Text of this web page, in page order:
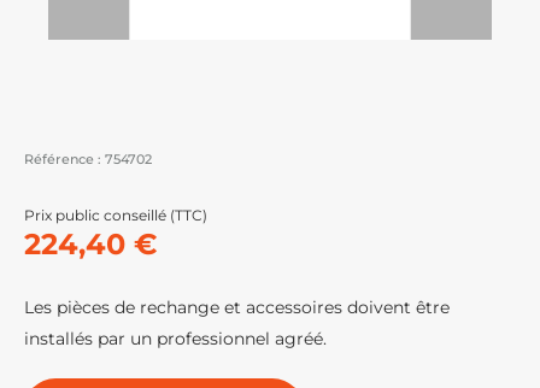
Référence : 754702
Prix public conseillé (TTC)
224,40 €
Les pièces de rechange et accessoires doivent être
installés par un professionnel agréé.